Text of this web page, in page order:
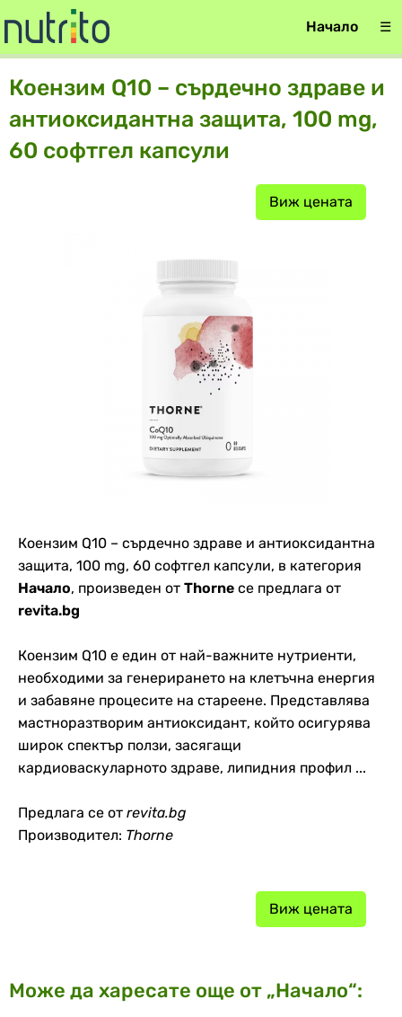
Начало ☰
Коензим Q10 – сърдечно здраве и
антиоксидантна защита, 100 mg,
60 софтгел капсули
Виж цената
Коензим Q10 – сърдечно здраве и антиоксидантна
защита, 100 mg, 60 софтгел капсули, в категория
Начало, произведен от Thorne се предлага от
revita.bg
Коензим Q10 е един от най-важните нутриенти,
необходими за генерирането на клетъчна енергия
и забавяне процесите на стареене. Представлява
мастноразтворим антиоксидант, който осигурява
широк спектър ползи, засягащи
кардиоваскуларното здраве, липидния профил ...
Предлага се от revita.bg
Производител: Thorne
Виж цената
Може да харесате още от „Начало“: